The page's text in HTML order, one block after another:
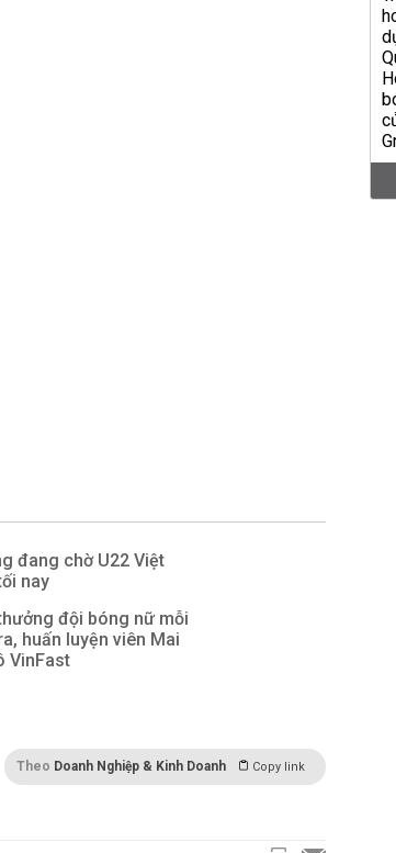
đang chờ U22 Việt
nay
đội bóng nữ mỗi
huấn luyện viên Mai
VinFast
Theo Doanh Nghiệp & Kinh Doanh Copy link